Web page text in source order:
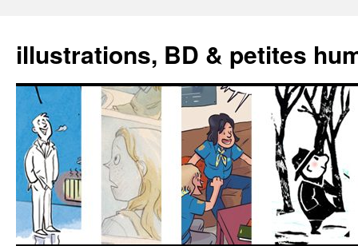
illustrations, BD & petites